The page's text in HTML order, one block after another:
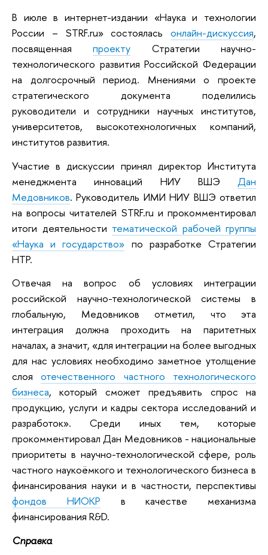
В июле в интернет-издании «Наука и технологии
России – STRF.ru» состоялась онлайн-дискуссия,
посвященнаяпроекту Стратегии научно-
технологического развития Российской Федерации
на долгосрочный период. Мнениями о проекте
стратегического документа поделились
руководители и сотрудники научных институтов,
университетов, высокотехнологичных компаний,
институтов развития.
Участие в дискуссии принял директор Института
менеджмента инноваций НИУ ВШЭ Дан
Медовников. Руководитель ИМИ НИУ ВШЭ ответил
на вопросы читателей STRF.ru и прокомментировал
итоги деятельности тематической рабочей группы
«Наука и государство» по разработке Стратегии
НТР.
Отвечая на вопрос об условиях интеграции
российской научно-технологической системы в
глобальную, Медовников отметил, что эта
интеграция должна проходить на паритетных
началах, а значит, «для интеграции на более выгодных
для нас условиях необходимо заметное утолщение
слояотечественного частного технологического
бизнеса, который сможет предъявить спрос на
продукцию, услуги и кадры сектора исследований и
разработок». Среди иных тем, которые
прокомментировал Дан Медовников - национальные
приоритеты в научно-технологической сфере, роль
частного наукоёмкого и технологического бизнеса в
финансирования науки и в частности, перспективы
фондов НИОКР в качестве механизма
финансирования R&D.
Справка